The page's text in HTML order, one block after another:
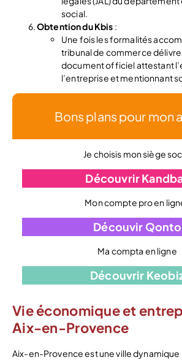
social.
Obtention du Kbis :
Une fois les formalités
tribunal de commerce délivre
document officiel attestant
l’entreprise et mentionnant
Bons plans pour mon
Je choisis mon siège
Découvrir
Mon compte pro en
Découvir Qonto
Ma compta en ligne
Découvrir
Vie économique et
Aix-en-Provence
Aix-en-Provence est une ville dynamique